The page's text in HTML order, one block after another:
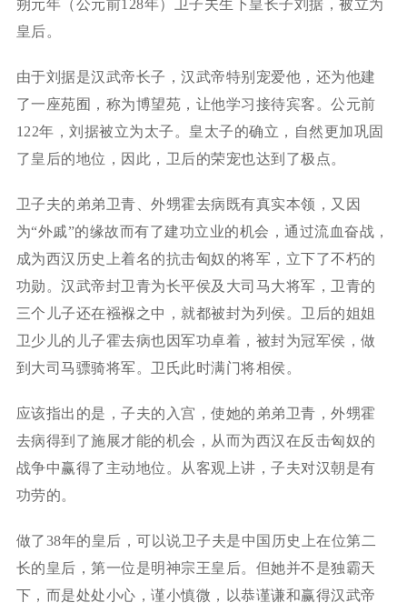
朔元年（公元前128年）卫子夫生下皇长子刘据，被立为
皇后。
由于刘据是汉武帝长子，汉武帝特别宠爱他，还为他建
了一座苑囿，称为博望苑，让他学习接待宾客。公元前
122年，刘据被立为太子。皇太子的确立，自然更加巩固
了皇后的地位，因此，卫后的荣宠也达到了极点。
卫子夫的弟弟卫青、外甥霍去病既有真实本领，又因
为“外戚”的缘故而有了建功立业的机会，通过流血奋战，
成为西汉历史上着名的抗击匈奴的将军，立下了不朽的
功勋。汉武帝封卫青为长平侯及大司马大将军，卫青的
三个儿子还在襁褓之中，就都被封为列侯。卫后的姐姐
卫少儿的儿子霍去病也因军功卓着，被封为冠军侯，做
到大司马骠骑将军。卫氏此时满门将相侯。
应该指出的是，子夫的入宫，使她的弟弟卫青，外甥霍
去病得到了施展才能的机会，从而为西汉在反击匈奴的
战争中赢得了主动地位。从客观上讲，子夫对汉朝是有
功劳的。
做了38年的皇后，可以说卫子夫是中国历史上在位第二
长的皇后，第一位是明神宗王皇后。但她并不是独霸天
下，而是处处小心，谨小慎微，以恭谨谦和赢得汉武帝